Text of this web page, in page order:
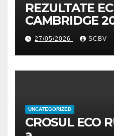
REZULTATE
CAMBRIDGE
27/05/2026 SCBV
UNCATEGORIZED
CROSUL ECO